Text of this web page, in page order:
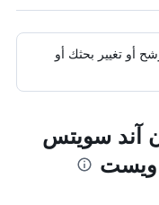
أو تغيير بحثك أو
آند سويتس
ويست